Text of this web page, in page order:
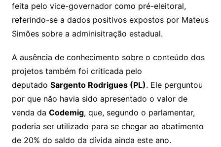
feita pelo vice-governador como pré-eleitoral,
referindo-se a dados positivos expostos por Mateus
Simões sobre a adminisitração estadual.
A ausência de conhecimento sobre o conteúdo dos
projetos também foi criticada pelo
deputado Sargento Rodrigues (PL). Ele perguntou
por que não havia sido apresentado o valor de
venda da Codemig, que, segundo o parlamentar,
poderia ser utilizado para se chegar ao abatimento
de 20% do saldo da dívida ainda este ano.